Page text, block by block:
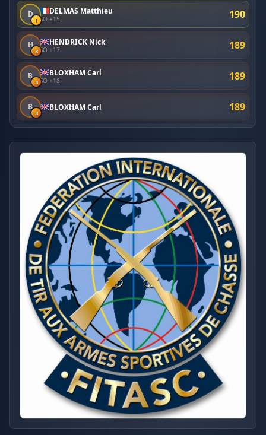
D
1
DELMAS Matthieu
SO +15 190
H
3
HENDRICK Nick
SO +17 189
B
3
BLOXHAM Carl
SO +18 189
B
3
BLOXHAM Carl 189